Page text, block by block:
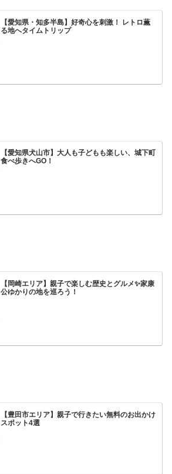
【愛知県・知多半島】好奇心を刺激！ レトロ薫
る地へタイムトリップ
【愛知県犬山市】大人も子どもも楽しい、城下町
食べ歩きへGO！
【岡崎エリア】親子で楽しむ歴史とグルメ✨家康
公ゆかりの地を巡ろう！
【豊田市エリア】親子で行きたい無料のお出かけ
スポット4選